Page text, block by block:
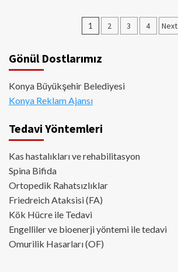
Yazı
1 2 3 4 Next
Gönül Dostlarımız
Konya Büyükşehir Belediyesi
Konya Reklam Ajansı
Tedavi Yöntemleri
Kas hastalıkları ve rehabilitasyon
Spina Bifida
Ortopedik Rahatsızlıklar
Friedreich Ataksisi (FA)
Kök Hücre ile Tedavi
Engelliler ve bioenerji yöntemi ile tedavi
Omurilik Hasarları (OF)